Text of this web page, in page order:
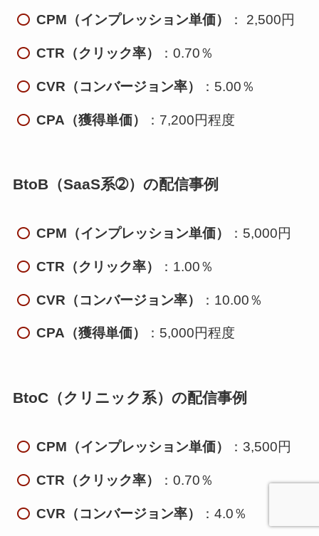
CPM（インプレッション単価） ： 2,500円
CTR（クリック率） ：0.70％
CVR（コンバージョン率） ：5.00％
CPA（獲得単価） ：7,200円程度
BtoB（SaaS系➁）の配信事例
CPM（インプレッション単価） ：5,000円
CTR（クリック率） ：1.00％
CVR（コンバージョン率） ：10.00％
CPA（獲得単価） ：5,000円程度
BtoC（クリニック系）の配信事例
CPM（インプレッション単価） ：3,500円
CTR（クリック率） ：0.70％
CVR（コンバージョン率） ：4.0％